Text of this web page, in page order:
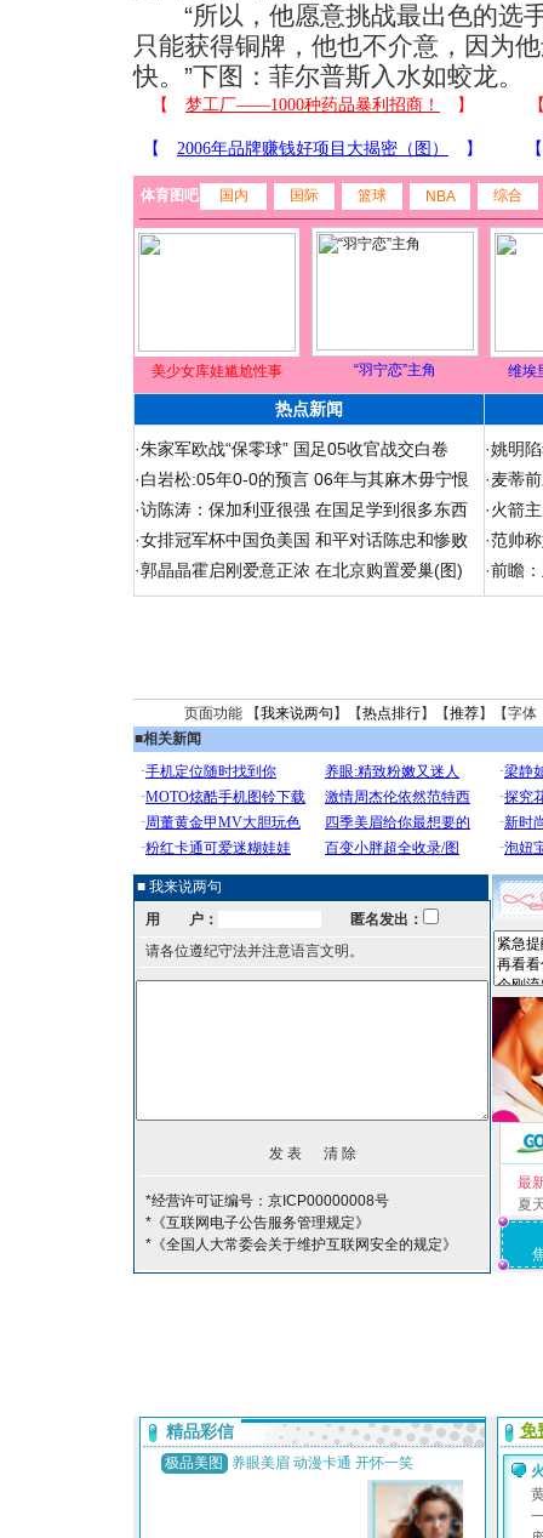
“所以，他愿意挑战最出色的选
只能获得铜牌，他也不介意，因为
快。”下图：菲尔普斯入水如蛟龙。
体育图吧 国内 国际 篮球 NBA 综合
美少女库娃尴尬性事 “羽宁恋”主角 维埃
热点新闻
·朱家军欧战“保零球” 国足05收官战交白卷
·白岩松:05年0-0的预言 06年与其麻木毋宁恨
·访陈涛：保加利亚很强 在国足学到很多东西
·女排冠军杯中国负美国 和平对话陈忠和惨败
·郭晶晶霍启刚爱意正浓 在北京购置爱巢(图)
·姚明
·麦蒂
·火箭
·范帅
·前瞻
页面功能 【我来说两句 】【热点排行】【推荐】【字体
■相关新闻
■ 我来说两句
用 户：
匿名发出：
请各位遵纪守法并注意语言文明。
*经营许可证编号：京ICP00000008号
*《互联网电子公告服务管理规定》
*《全国人大常委会关于维护互联网安全的规定》
最
夏